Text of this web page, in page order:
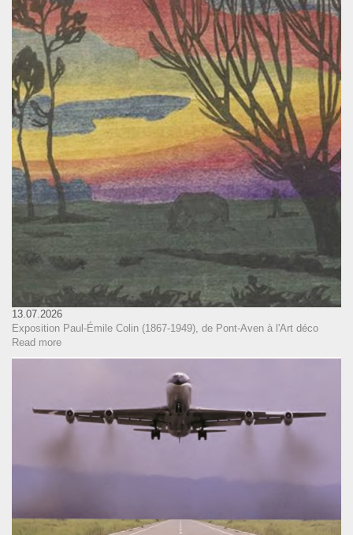
13.07.2026
Exposition Paul-Émile Colin (1867-1949), de Pont-Aven à l'Art déco
Read more